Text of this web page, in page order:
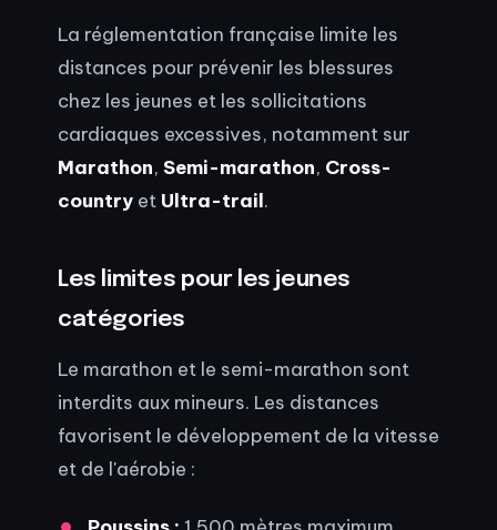
La réglementation française limite les
distances pour prévenir les blessures
chez les jeunes et les sollicitations
cardiaques excessives, notamment sur
Marathon, Semi-marathon, Cross-
country et Ultra-trail.
Les limites pour les jeunes
catégories
Le marathon et le semi-marathon sont
interdits aux mineurs. Les distances
favorisent le développement de la vitesse
et de l'aérobie :